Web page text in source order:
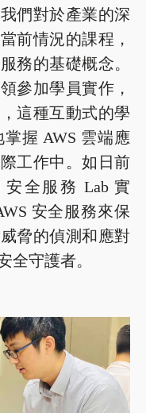
們對於產業的深
前情況的課程，
務的基礎概念。
參加學員實作，
這種互動式的學
握 AWS 雲端應
工作中。如日前
全服務 Lab 實
安全服務來保
脅的偵測和應對
全守護者。